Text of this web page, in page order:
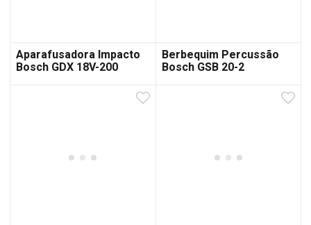
Aparafusadora Impacto
Bosch GDX 18V-200
Berbequim Percussão
Bosch GSB 20-2